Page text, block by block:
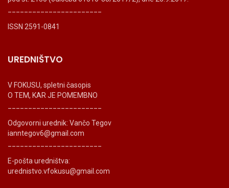
ISSN 2591-0841
UREDNIŠTVO
V FOKUSU, spletni časopis
O TEM, KAR JE POMEMBNO
Odgovorni urednik: Vančo Tegov
ianntegov6@gmail.com
E-pošta uredništva:
urednistvo.vfokusu@gmail.com